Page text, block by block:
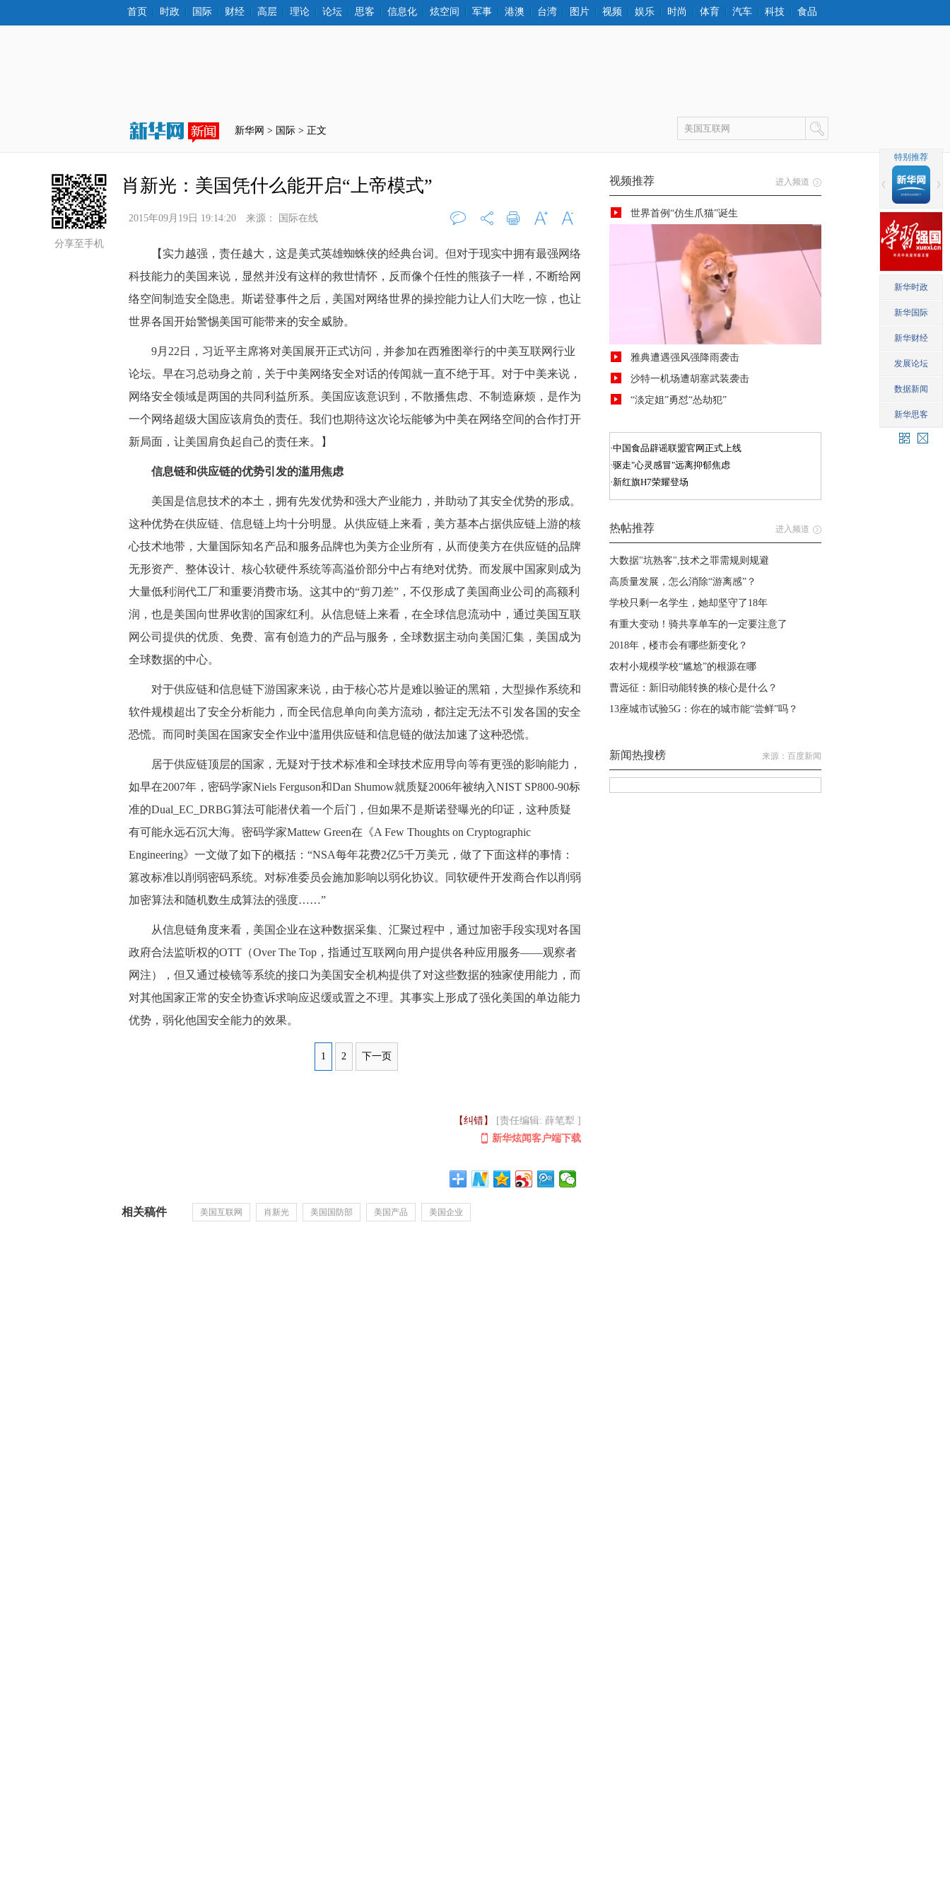
首页 时政 国际 财经 高层 理论 论坛 思客 信息化 炫空间 军事 港澳 台湾 图片 视频 娱乐 时尚 体育 汽车 科技 食品
新华网 > 国际 > 正文
分享至手机
肖新光：美国凭什么能开启“上帝模式”
2015年09月19日 19:14:20 来源： 国际在线
评论0 打印 字大 字小
【实力越强，责任越大，这是美式英雄蜘蛛侠的经典台词。但对于现实中拥有最强网络
科技能力的美国来说，显然并没有这样的救世情怀，反而像个任性的熊孩子一样，不断给网
络空间制造安全隐患。斯诺登事件之后，美国对网络世界的操控能力让人们大吃一惊，也让
世界各国开始警惕美国可能带来的安全威胁。
9月22日，习近平主席将对美国展开正式访问，并参加在西雅图举行的中美互联网行业
论坛。早在习总动身之前，关于中美网络安全对话的传闻就一直不绝于耳。对于中美来说，
网络安全领域是两国的共同利益所系。美国应该意识到，不散播焦虑、不制造麻烦，是作为
一个网络超级大国应该肩负的责任。我们也期待这次论坛能够为中美在网络空间的合作打开
新局面，让美国肩负起自己的责任来。】
信息链和供应链的优势引发的滥用焦虑
美国是信息技术的本土，拥有先发优势和强大产业能力，并助动了其安全优势的形成。
这种优势在供应链、信息链上均十分明显。从供应链上来看，美方基本占据供应链上游的核
心技术地带，大量国际知名产品和服务品牌也为美方企业所有，从而使美方在供应链的品牌
无形资产、整体设计、核心软硬件系统等高溢价部分中占有绝对优势。而发展中国家则成为
大量低利润代工厂和重要消费市场。这其中的“剪刀差”，不仅形成了美国商业公司的高额利
润，也是美国向世界收割的国家红利。从信息链上来看，在全球信息流动中，通过美国互联
网公司提供的优质、免费、富有创造力的产品与服务，全球数据主动向美国汇集，美国成为
全球数据的中心。
对于供应链和信息链下游国家来说，由于核心芯片是难以验证的黑箱，大型操作系统和
软件规模超出了安全分析能力，而全民信息单向向美方流动，都注定无法不引发各国的安全
恐慌。而同时美国在国家安全作业中滥用供应链和信息链的做法加速了这种恐慌。
居于供应链顶层的国家，无疑对于技术标准和全球技术应用导向等有更强的影响能力，
如早在2007年，密码学家Niels Ferguson和Dan Shumow就质疑2006年被纳入NIST SP800-90标
准的Dual_EC_DRBG算法可能潜伏着一个后门，但如果不是斯诺登曝光的印证，这种质疑
有可能永远石沉大海。密码学家Mattew Green在《A Few Thoughts on Cryptographic
Engineering》一文做了如下的概括：“NSA每年花费2亿5千万美元，做了下面这样的事情：
篡改标准以削弱密码系统。对标准委员会施加影响以弱化协议。同软硬件开发商合作以削弱
加密算法和随机数生成算法的强度……”
从信息链角度来看，美国企业在这种数据采集、汇聚过程中，通过加密手段实现对各国
政府合法监听权的OTT（Over The Top，指通过互联网向用户提供各种应用服务——观察者
网注），但又通过棱镜等系统的接口为美国安全机构提供了对这些数据的独家使用能力，而
对其他国家正常的安全协查诉求响应迟缓或置之不理。其事实上形成了强化美国的单边能力
优势，弱化他国安全能力的效果。
1 2 下一页
【纠错】
[责任编辑: 薛笔犁 ]
新华炫闻客户端下载
相关稿件 美国互联网 肖新光 美国国防部 美国产品 美国企业